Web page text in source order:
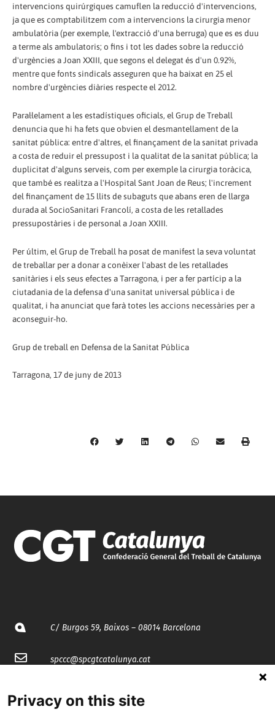
intervencions quirúrgiques camuflen la reducció d'intervencions,
ja que es comptabilitzem com a intervencions la cirurgia menor
ambulatòria (per exemple, l'extracció d'una berruga) que es es duu
a terme als ambulatoris; o fins i tot les dades sobre la reducció
d'urgències a Joan XXIII, que segons el delegat és d'un 0.92%,
mentre que fonts sindicals asseguren que ha baixat en 25 el
nombre d'urgències diàries respecte el 2012.
Paral·lelament a les estadístiques oficials, el Grup de Treball
denuncia que hi ha fets que obvien el desmantellament de la
sanitat pública: entre d'altres, el finançament de la sanitat privada
a costa de reduir el pressupost i la qualitat de la sanitat pública; la
duplicitat d'alguns serveis, com per exemple la cirurgia toràcica,
que també es realitza a l'Hospital Sant Joan de Reus; l'increment
del finançament de 15 llits de subaguts que abans eren de llarga
durada al SocioSanitari Francolí, a costa de les retallades
pressupostàries i de personal a Joan XXIII.
Per últim, el Grup de Treball ha posat de manifest la seva voluntat
de treballar per a donar a conèixer l'abast de les retallades
sanitàries i els seus efectes a Tarragona, i per a fer partícip a la
ciutadania de la defensa d'una sanitat universal pública i de
qualitat, i ha anunciat que farà totes les accions necessàries per a
aconseguir-ho.
Grup de treball en Defensa de la Sanitat Pública
Tarragona, 17 de juny de 2013
C/ Burgos 59, Baixos – 08014 Barcelona
spccc@spcgtcatalunya.cat
Privacy on this site